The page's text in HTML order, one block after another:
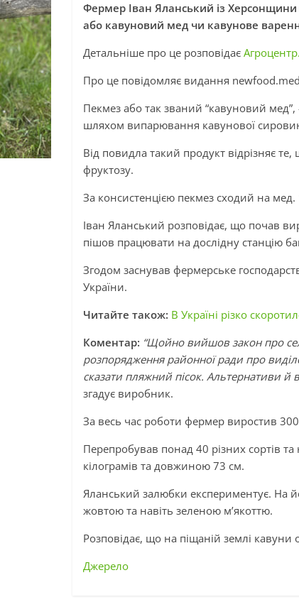
Фермер Іван Яланський із Херсонщини
або кавуновий мед чи кавунове
Детальніше про це розповідає Агроцентр.
Про це повідомляє видання
Пекмез або так званий “кавуновий
шляхом випарювання кавунової
Від повидла такий продукт відрізняє
фруктозу.
За консистенцією пекмез сходий на мед.
Іван Яланський розповідає, що почав
пішов працювати на дослідну станцію
Згодом заснував фермерське
України.
Читайте також: В Україні різко
Коментар: “Щойно вийшов закон про
розпорядження районної ради про
сказати пляжний пісок. Альтернативи
згадує виробник.
За весь час роботи фермер виростив 300
Перепробував понад 40 різних сортів
кілограмів та довжиною 73 см.
Яланський залюбки експериментує. На
жовтою та навіть зеленою м’якоттю.
Розповідає, що на піщаній землі кавуни
Джерело